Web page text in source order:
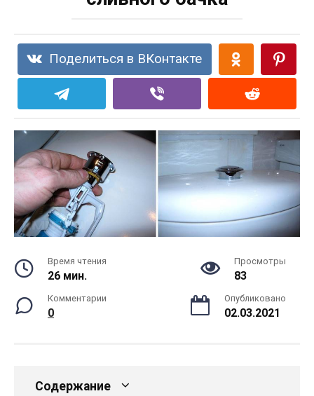
Поделиться в ВКонтакте
Время чтения
26 мин.
Просмотры
83
Комментарии
0
Опубликовано
02.03.2021
Содержание